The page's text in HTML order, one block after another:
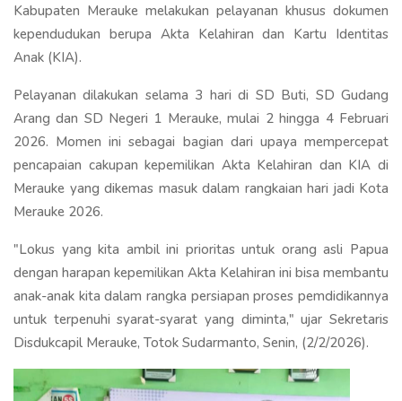
Kabupaten Merauke melakukan pelayanan khusus dokumen
kependudukan berupa Akta Kelahiran dan Kartu Identitas
Anak (KIA).
Pelayanan dilakukan selama 3 hari di SD Buti, SD Gudang
Arang dan SD Negeri 1 Merauke, mulai 2 hingga 4 Februari
2026. Momen ini sebagai bagian dari upaya mempercepat
pencapaian cakupan kepemilikan Akta Kelahiran dan KIA di
Merauke yang dikemas masuk dalam rangkaian hari jadi Kota
Merauke 2026.
"Lokus yang kita ambil ini prioritas untuk orang asli Papua
dengan harapan kepemilikan Akta Kelahiran ini bisa membantu
anak-anak kita dalam rangka persiapan proses pemdidikannya
untuk terpenuhi syarat-syarat yang diminta," ujar Sekretaris
Disdukcapil Merauke, Totok Sudarmanto, Senin, (2/2/2026).